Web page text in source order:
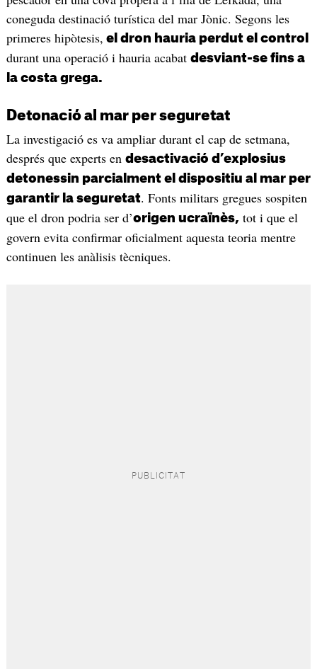
coneguda destinació turística del mar Jònic. Segons les
primeres hipòtesis, el dron hauria perdut el control
durant una operació i hauria acabat desviant-se fins a
la costa grega.
Detonació al mar per seguretat
La investigació es va ampliar durant el cap de setmana,
després que experts en desactivació d’explosius
detonessin parcialment el dispositiu al mar per
garantir la seguretat. Fonts militars gregues sospiten
que el dron podria ser d’origen ucraïnès, tot i que el
govern evita confirmar oficialment aquesta teoria mentre
continuen les anàlisis tècniques.